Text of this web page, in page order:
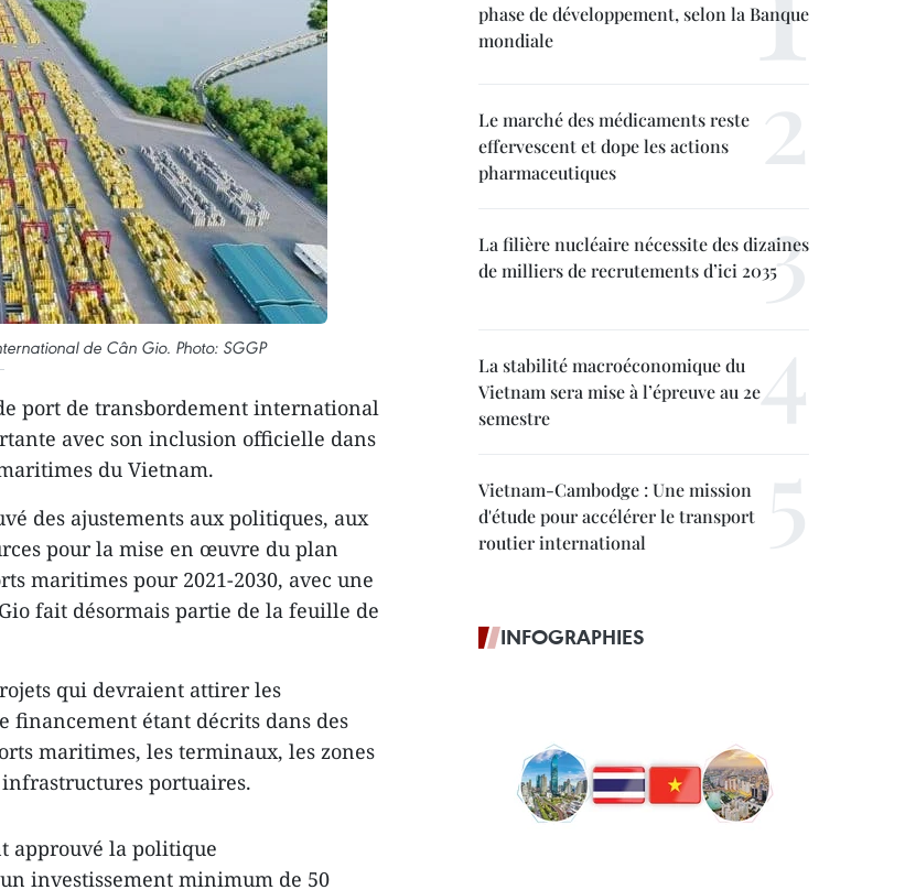
de Cân Gio. Photo: SGGP
port de transbordement international
avec son inclusion officielle dans
du Vietnam.
des ajustements aux politiques, aux
pour la mise en œuvre du plan
maritimes pour 2021-2030, avec une
fait désormais partie de la feuille de
qui devraient attirer les
financement étant décrits dans des
maritimes, les terminaux, les zones
portuaires.
approuvé la politique
investissement minimum de 50
phase de développement, selon la Banque
mondiale
Le marché des médicaments reste
effervescent et dope les actions
pharmaceutiques
La filière nucléaire nécessite des dizaines
de milliers de recrutements d’ici 2035
La stabilité macroéconomique du
Vietnam sera mise à l’épreuve au 2e
semestre
Vietnam-Cambodge : Une mission
d'étude pour accélérer le transport
routier international
INFOGRAPHIES